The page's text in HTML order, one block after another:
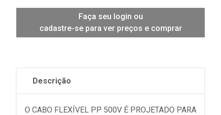
Faça seu login ou
cadastre-se para ver preços e comprar
Descrição
O CABO FLEXÍVEL PP 500V É PROJETADO PARA